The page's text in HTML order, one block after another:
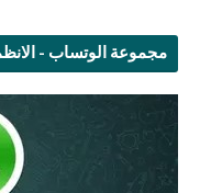
مجموعة الوتساب -